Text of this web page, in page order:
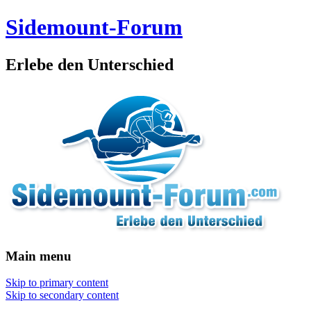
Sidemount-Forum
Erlebe den Unterschied
Main menu
Skip to primary content
Skip to secondary content